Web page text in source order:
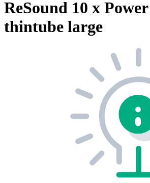
ReSound 10 x
thintube large